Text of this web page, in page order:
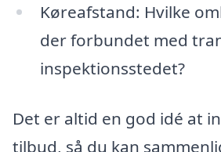
Køreafstand: Hvilke
der forbundet med
inspektionsstedet?
Det er altid en god idé at
tilbud, så du kan